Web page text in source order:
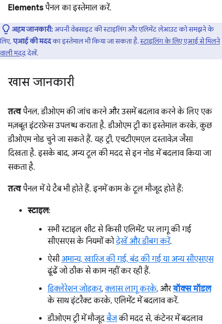
Elementsपैनल का इस्तेमाल करें.
अहम जानकारी:अपनी वेबसाइट की स्टाइलिंग और एलिमेंट लेआउट को समझने के
लिए, एआई की मददका इस्तेमाल भी किया जा सकता है.स्टाइलिंग के लिए एआई से मिलने
वाली मदददेखें.
खास जानकारी
तत्वपैनल, डीओएम की जांच करने और उसमें बदलाव करने के लिए एक
मज़बूत इंटरफ़ेस उपलब्ध कराता है. डीओएम ट्री का इस्तेमाल करके, कुछ
डीओएम नोड चुने जा सकते हैं. यह ट्री, एचटीएमएल दस्तावेज़ जैसा
दिखता है. इसके बाद, अन्य टूल की मदद से इन नोड में बदलाव किया जा
सकता है.
तत्वपैनल में ये टैब भी होते हैं. इनमें काम के टूल मौजूद होते हैं:
स्टाइल:
सभी स्टाइल शीट से किसी एलिमेंट पर लागू की गई
सीएसएस के नियमों कोदेखें और डीबग करें.
ऐसीअमान्य, खारिज की गई, बंद की गई या अन्य सीएसएस
ढूंढें जो ठीक से काम नहीं कर रही हैं.
डिक्लेरेशन जोड़कर,क्लास लागू करके, औरबॉक्स मॉडल
के साथ इंटरैक्ट करके, एलिमेंट में बदलाव करें.
डीओएम ट्री में मौजूदबैजकी मदद से, कंटेनर में बदलाव